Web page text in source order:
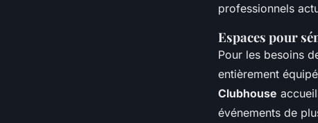
professionnels
Espaces pour
Pour les besoins
entièrement
Clubhouse
événements de